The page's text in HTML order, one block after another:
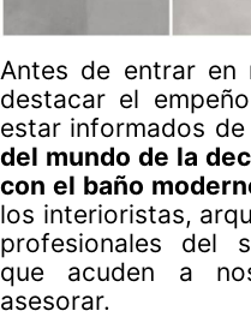
Antes de entrar en
destacar el
estar informados
del mundo de la
con el baño
los interioristas,
profesionales del
que acuden a
asesorar.